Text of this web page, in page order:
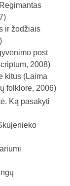
ir žodžiais
post
2008)
kitus (Laima
folklore, 2006)
Ką pasakyti